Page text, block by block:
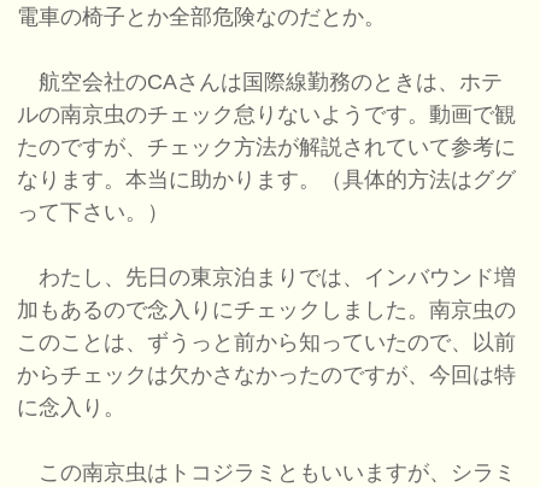
電車の椅子とか全部危険なのだとか。
航空会社のCAさんは国際線勤務のときは、ホテ
ルの南京虫のチェック怠りないようです。動画で観
たのですが、チェック方法が解説されていて参考に
なります。本当に助かります。（具体的方法はググ
って下さい。）
わたし、先日の東京泊まりでは、インバウンド増
加もあるので念入りにチェックしました。南京虫の
このことは、ずうっと前から知っていたので、以前
からチェックは欠かさなかったのですが、今回は特
に念入り。
この南京虫はトコジラミともいいますが、シラミ